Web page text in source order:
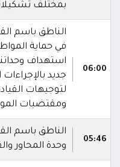
بمختلف
06:00
الناطق باسم
في حماية
استهداف
جديد
لتوجيهات
ومقتضيات
05:46
الناطق باسم
وحدة المحاور